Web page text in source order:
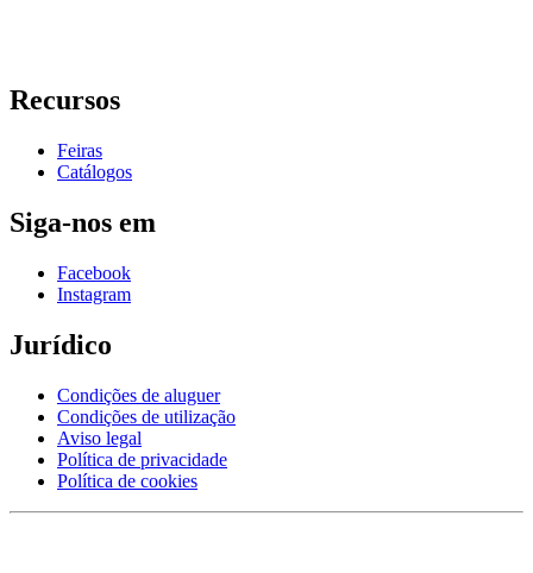
Recursos
Feiras
Catálogos
Siga-nos em
Facebook
Instagram
Jurídico
Condições de aluguer
Condições de utilização
Aviso legal
Política de privacidade
Política de cookies